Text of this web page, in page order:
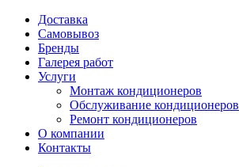
Доставка
Самовывоз
Бренды
Галерея работ
Услуги
Монтаж кондиционеров
Обслуживание кондиционеров
Ремонт кондиционеров
О компании
Контакты